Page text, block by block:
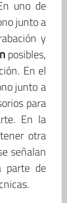
uno de
junto a
y
posibles,
En el
junto a
para
En la
otra
señalan
parte de